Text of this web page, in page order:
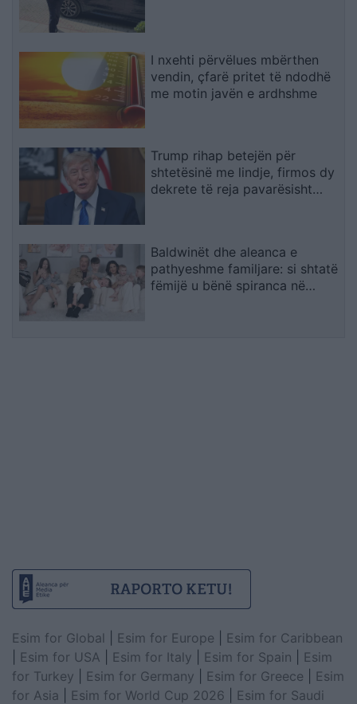
I nxehti përvëlues mbërthen
vendin, çfarë pritet të ndodhë
me motin javën e ardhshme
Trump rihap betejën për
shtetësinë me lindje, firmos dy
dekrete të reja pavarësisht
Baldwinët dhe aleanca e
pathyeshme familjare: si shtatë
fëmijë u bënë spiranca në
Esim for Global Esim for Europe
Esim for Caribbean
Esim for USA Esim for Italy Esim for Spain
Esim
for Turkey
Esim for Germany Esim for Greece
Esim
for Asia
Esim for World Cup 2026
Esim for Saudi